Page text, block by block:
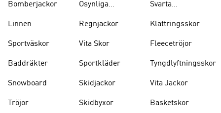
Bomberjackor
Linnen
Sportväskor
Baddräkter
Snowboard
Tröjor
Osynliga
Regnjackor
Vita Skor
Sportkläder
Skidjackor
Skidbyxor
Svarta
Klättringsskor
Fleecetröjor
Tyngdlyftningsskor
Vita Jackor
Basketskor